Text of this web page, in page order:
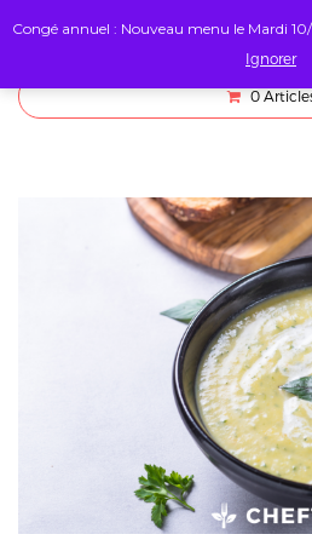
0
Congé annuel : Nouveau menu le Mardi
Ignorer